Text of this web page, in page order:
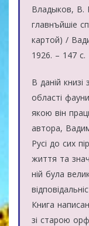
Владыков, В.
главнъйшіе
картой) /
1926. – 147 с.
В даній
області
якою він
автора,
Русі до сих
життя та
ній була
Книга
зі старою